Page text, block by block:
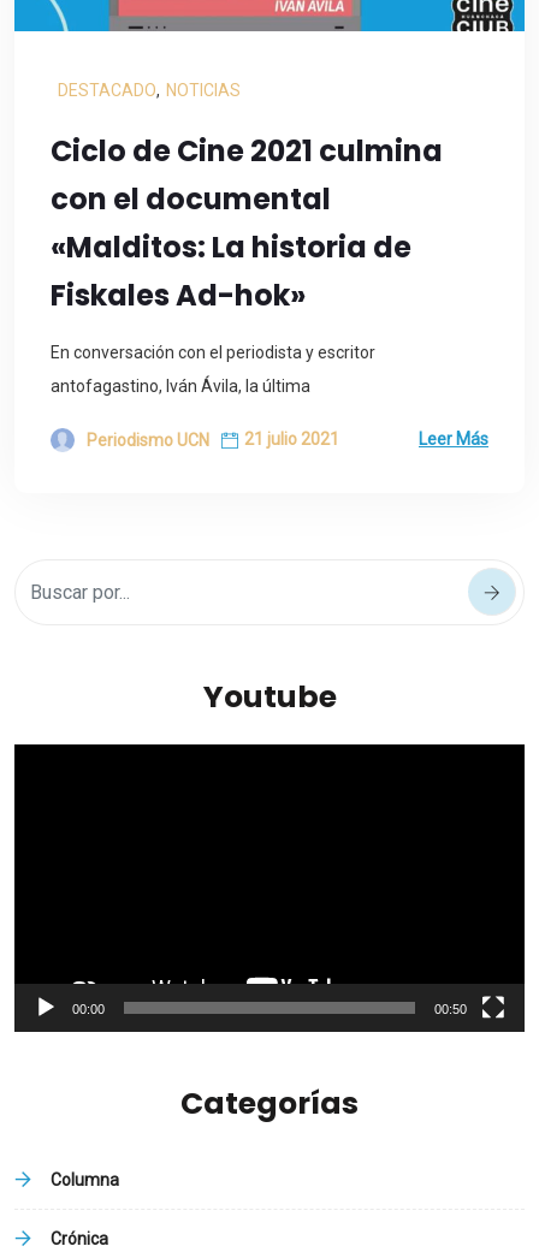
DESTACADO, NOTICIAS
Ciclo de Cine 2021 culmina
con el documental
«Malditos: La historia de
Fiskales Ad-hok»
En conversación con el periodista y escritor
antofagastino, Iván Ávila, la última
Periodismo UCN 21 julio 2021 Leer Más
Youtube
00:00 00:50
Categorías
Columna
Crónica